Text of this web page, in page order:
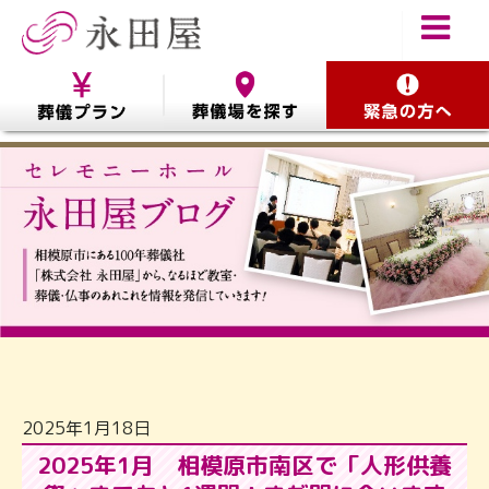
2025年1月18日
2025年1月 相模原市南区で「人形供養